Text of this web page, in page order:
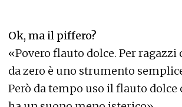
Ok, ma il piffero?
«Povero flauto dolce. Per ragazzi
da zero è uno strumento
Però da tempo uso il flauto dolce